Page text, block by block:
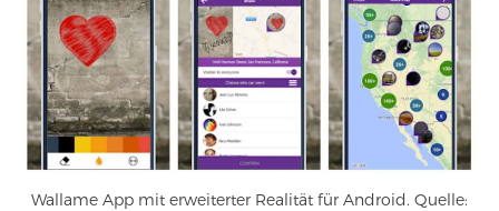
Wallame App mit erweiterter Realität für Android. Quelle: